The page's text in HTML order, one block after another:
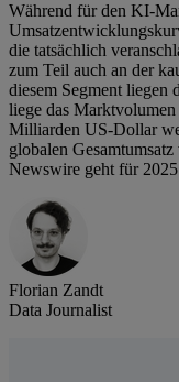
Während für den KI-
die tatsächlich
zum Teil auch an der
diesem Segment
liege das
Milliarden US-Dollar
globalen
Newswire geht für
Florian Zandt
Data Journalist